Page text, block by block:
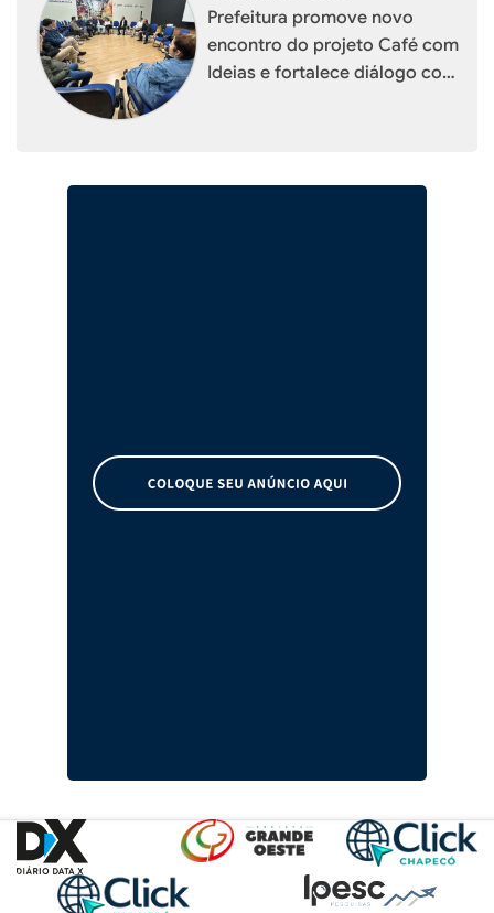
Prefeitura promove novo
encontro do projeto Café com
Ideias e fortalece diálogo com